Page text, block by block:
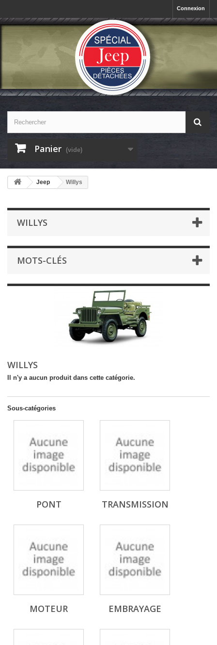
Connexion
Panier (vide)
Jeep Willys
WILLYS
MOTS-CLÉS
WILLYS
Il n'y a aucun produit dans cette catégorie.
Sous-catégories
PONT TRANSMISSION
MOTEUR EMBRAYAGE